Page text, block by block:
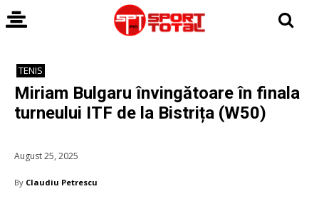
TENIS
Miriam Bulgaru învingătoare în finala
turneului ITF de la Bistrița (W50)
August 25, 2025
By Claudiu Petrescu